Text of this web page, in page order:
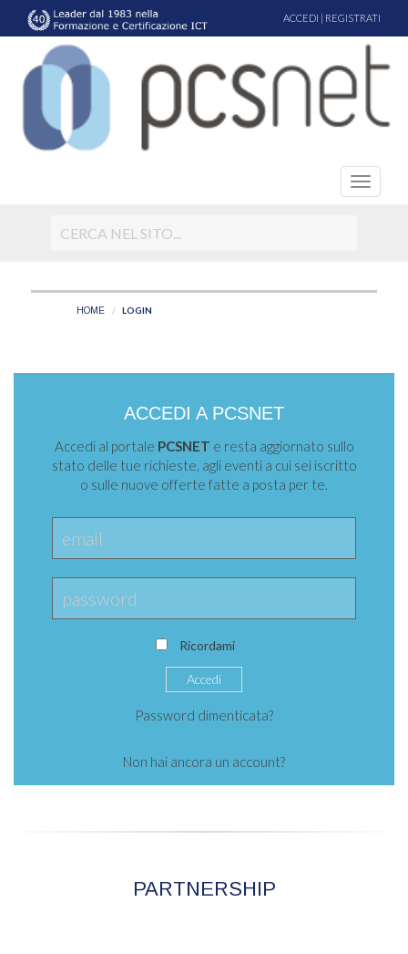
ACCEDI | REGISTRATI
HOME LOGIN
ACCEDI A PCSNET
Accedi al portale PCSNET e resta aggiornato sullo
stato delle tue richieste, agli eventi a cui sei iscritto
o sulle nuove offerte fatte a posta per te.
Ricordami
Password dimenticata?
Non hai ancora un account?
PARTNERSHIP